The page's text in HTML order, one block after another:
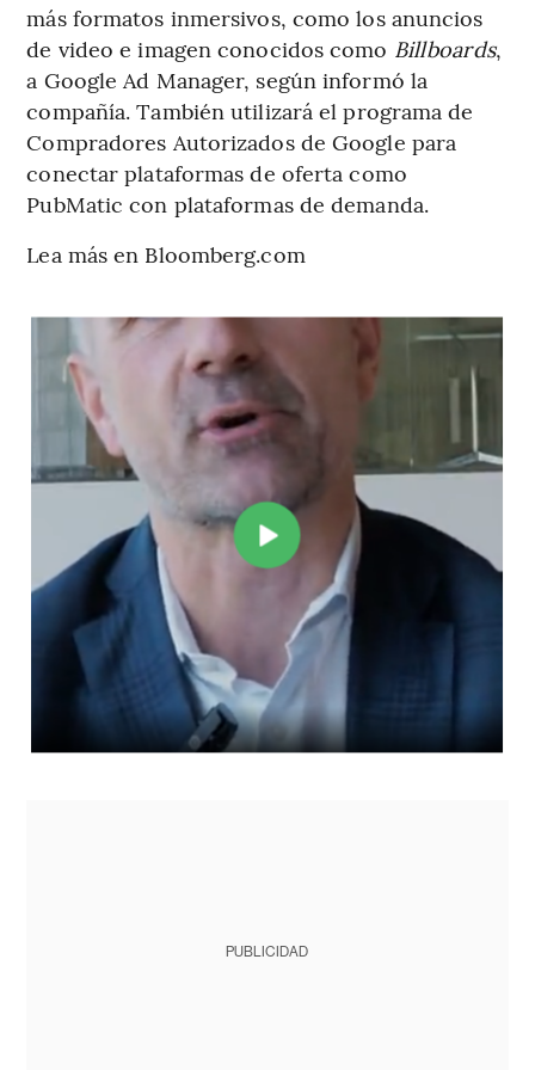
más formatos inmersivos, como los anuncios
de video e imagen conocidos como Billboards,
a Google Ad Manager, según informó la
compañía. También utilizará el programa de
Compradores Autorizados de Google para
conectar plataformas de oferta como
PubMatic con plataformas de demanda.
Lea más en Bloomberg.com
PUBLICIDAD